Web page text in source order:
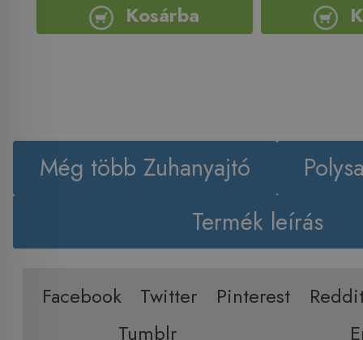
Kosárba
Még több Zuhanyajtó
Termék leírás
Facebook Twitter Pinterest
Tumblr